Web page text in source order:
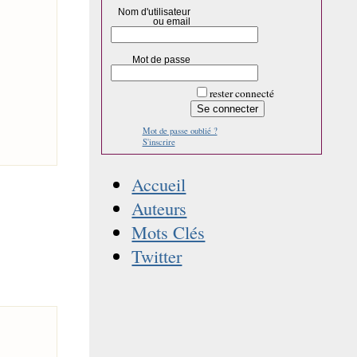
Nom d'utilisateur
ou email
Mot de passe
rester connecté
Mot de passe oublié ?
S'inscrire
Accueil
Auteurs
Mots Clés
Twitter